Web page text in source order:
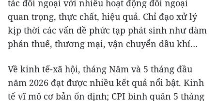
tác đối ngoại với nhiều hoạt động đối ngoại
quan trọng, thực chất, hiệu quả. Chỉ đạo xử lý
kịp thời các vấn đề phức tạp phát sinh như đàm
phán thuế, thương mại, vận chuyển dầu khí…
Về kinh tế-xã hội, tháng Năm và 5 tháng đầu
năm 2026 đạt được nhiều kết quả nổi bật. Kinh
tế vĩ mô cơ bản ổn định; CPI bình quân 5 tháng